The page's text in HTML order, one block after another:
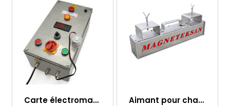
Carte électromagnétique Aimant pour chariot élévateur – Entièrement en inox – Distance effective de 10 cm – Libération facile avec poignée